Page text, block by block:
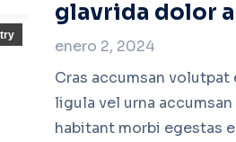
glavrida dolor
enero 2, 2024
Cras accumsan
ligula vel urna
habitant morbi egestas